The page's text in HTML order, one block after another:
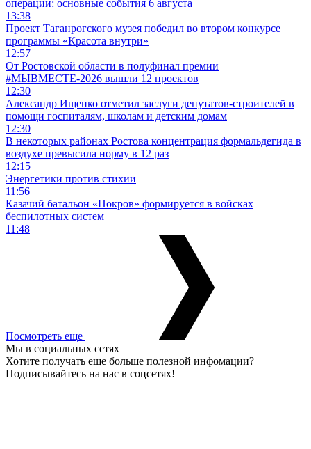
операции: основные события 6 августа
13:38
Проект Таганрогского музея победил во втором конкурсе
программы «Красота внутри»
12:57
От Ростовской области в полуфинал премии
#МЫВМЕСТЕ-2026 вышли 12 проектов
12:30
Александр Ищенко отметил заслуги депутатов-строителей в
помощи госпиталям, школам и детским домам
12:30
В некоторых районах Ростова концентрация формальдегида в
воздухе превысила норму в 12 раз
12:15
Энергетики против стихии
11:56
Казачий батальон «Покров» формируется в войсках
беспилотных систем
11:48
Посмотреть еще
Мы в социальных сетях
Хотите получать еще больше полезной инфомации?
Подписывайтесь на нас в соцсетях!